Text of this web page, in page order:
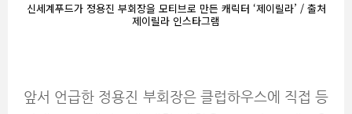
신세계푸드가 정용진 부회장을 모티브로 만든 캐릭터 ‘제이릴라’ / 출처
제이릴라 인스타그램
앞서 언급한 정용진 부회장은 클럽하우스에 직접 등